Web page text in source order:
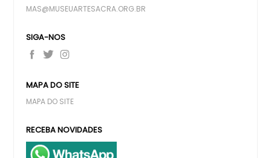
MAS@MUSEUARTESACRA.ORG.BR
SIGA-NOS
MAPA DO SITE
MAPA DO SITE
RECEBA NOVIDADES